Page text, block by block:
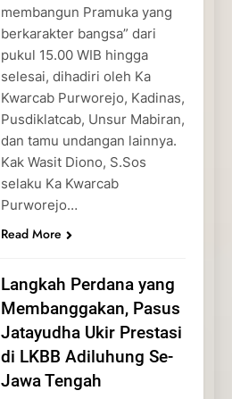
membangun Pramuka yang
berkarakter bangsa” dari
pukul 15.00 WIB hingga
selesai, dihadiri oleh Ka
Kwarcab Purworejo, Kadinas,
Pusdiklatcab, Unsur Mabiran,
dan tamu undangan lainnya.
Kak Wasit Diono, S.Sos
selaku Ka Kwarcab
Purworejo…
Read More
Langkah Perdana yang
Membanggakan, Pasus
Jatayudha Ukir Prestasi
di LKBB Adiluhung Se-
Jawa Tengah